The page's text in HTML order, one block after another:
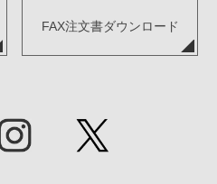
FAX注文書ダウンロード